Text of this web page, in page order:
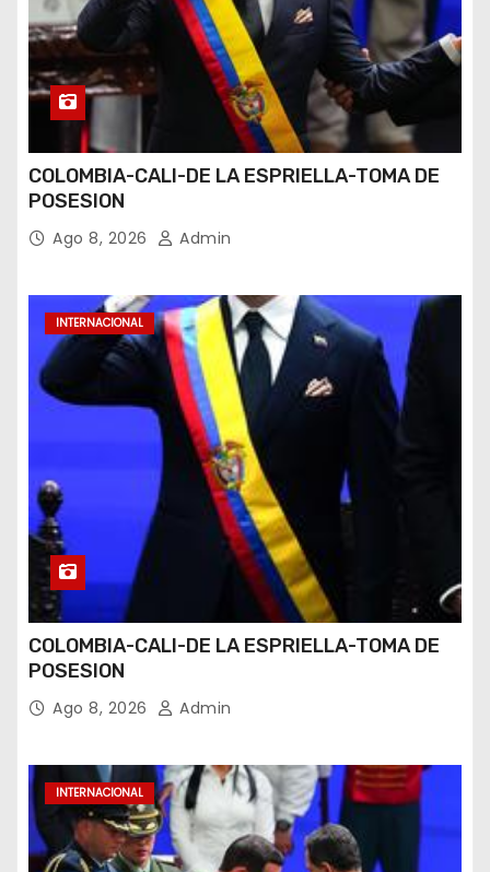
COLOMBIA-CALI-DE LA ESPRIELLA-TOMA DE
POSESION
Ago 8, 2026 Admin
INTERNACIONAL
COLOMBIA-CALI-DE LA ESPRIELLA-TOMA DE
POSESION
Ago 8, 2026 Admin
INTERNACIONAL